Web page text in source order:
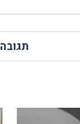
תגובה